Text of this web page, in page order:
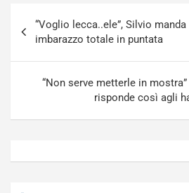
articoli
“Voglio lecca..ele”, Silvio
imbarazzo totale in puntata
“Non serve metterle in
risponde così agli